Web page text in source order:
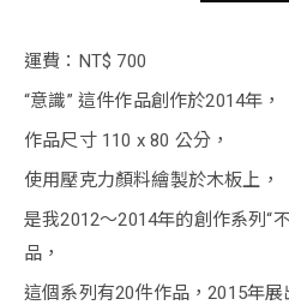
運費：NT$ 700
“意識” 這件作品創作於2014年，
作品尺寸 110 x 80 公分，
使用壓克力顏料繪製於木板上，
是我2012～2014年的創作系列“
品，
這個系列有20件作品，2015年展